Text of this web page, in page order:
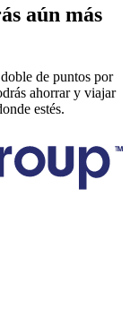
aún más
de puntos por
ahorrar y viajar
estés.